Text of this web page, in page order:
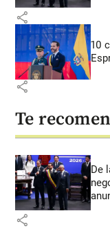
share
10
share
Te
De
share